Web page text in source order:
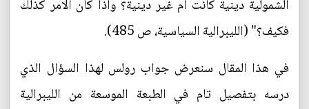
الشمولية دينية كانت ام غير دينية؟ واذا كان الامر كذلك
فكيف؟" (الليبرالية السياسية، ص 485).
في هذا المقال سنعرض جواب رولس لهذا السؤال الذي
درسه بتفصيل تام في الطبعة الموسعة من الليبرالية